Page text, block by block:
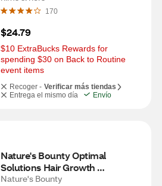
170
$24.79
$10 ExtraBucks Rewards for
spending $30 on Back to Routine
event items
Recoger - Verificar más tiendas
Entrega el mismo día
Envío
Nature's Bounty Optimal
Solutions Hair Growth
Supplement, 30 Capsules
Nature's Bounty